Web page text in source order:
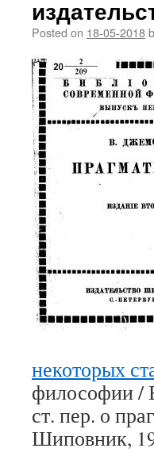
Posted on 18-05-2018
некоторых
философии /
ст. пер. о
Шиповник,